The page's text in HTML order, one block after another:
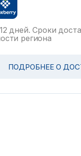
дней. Сроки
региона
ПОДРОБНЕЕ О